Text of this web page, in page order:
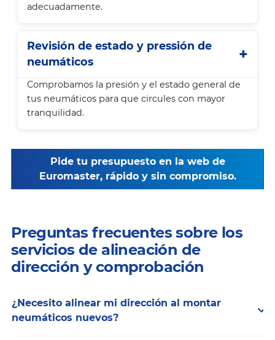
adecuadamente.
Revisión de estado y pressión de
neumáticos
Comprobamos la presión y el estado general de
tus neumáticos para que circules con mayor
tranquilidad.
Pide tu presupuesto en la web de
Euromaster, rápido y sin compromiso.
Preguntas frecuentes sobre los
servicios de alineación de
dirección y comprobación
¿Necesito alinear mi dirección al montar
neumáticos nuevos?